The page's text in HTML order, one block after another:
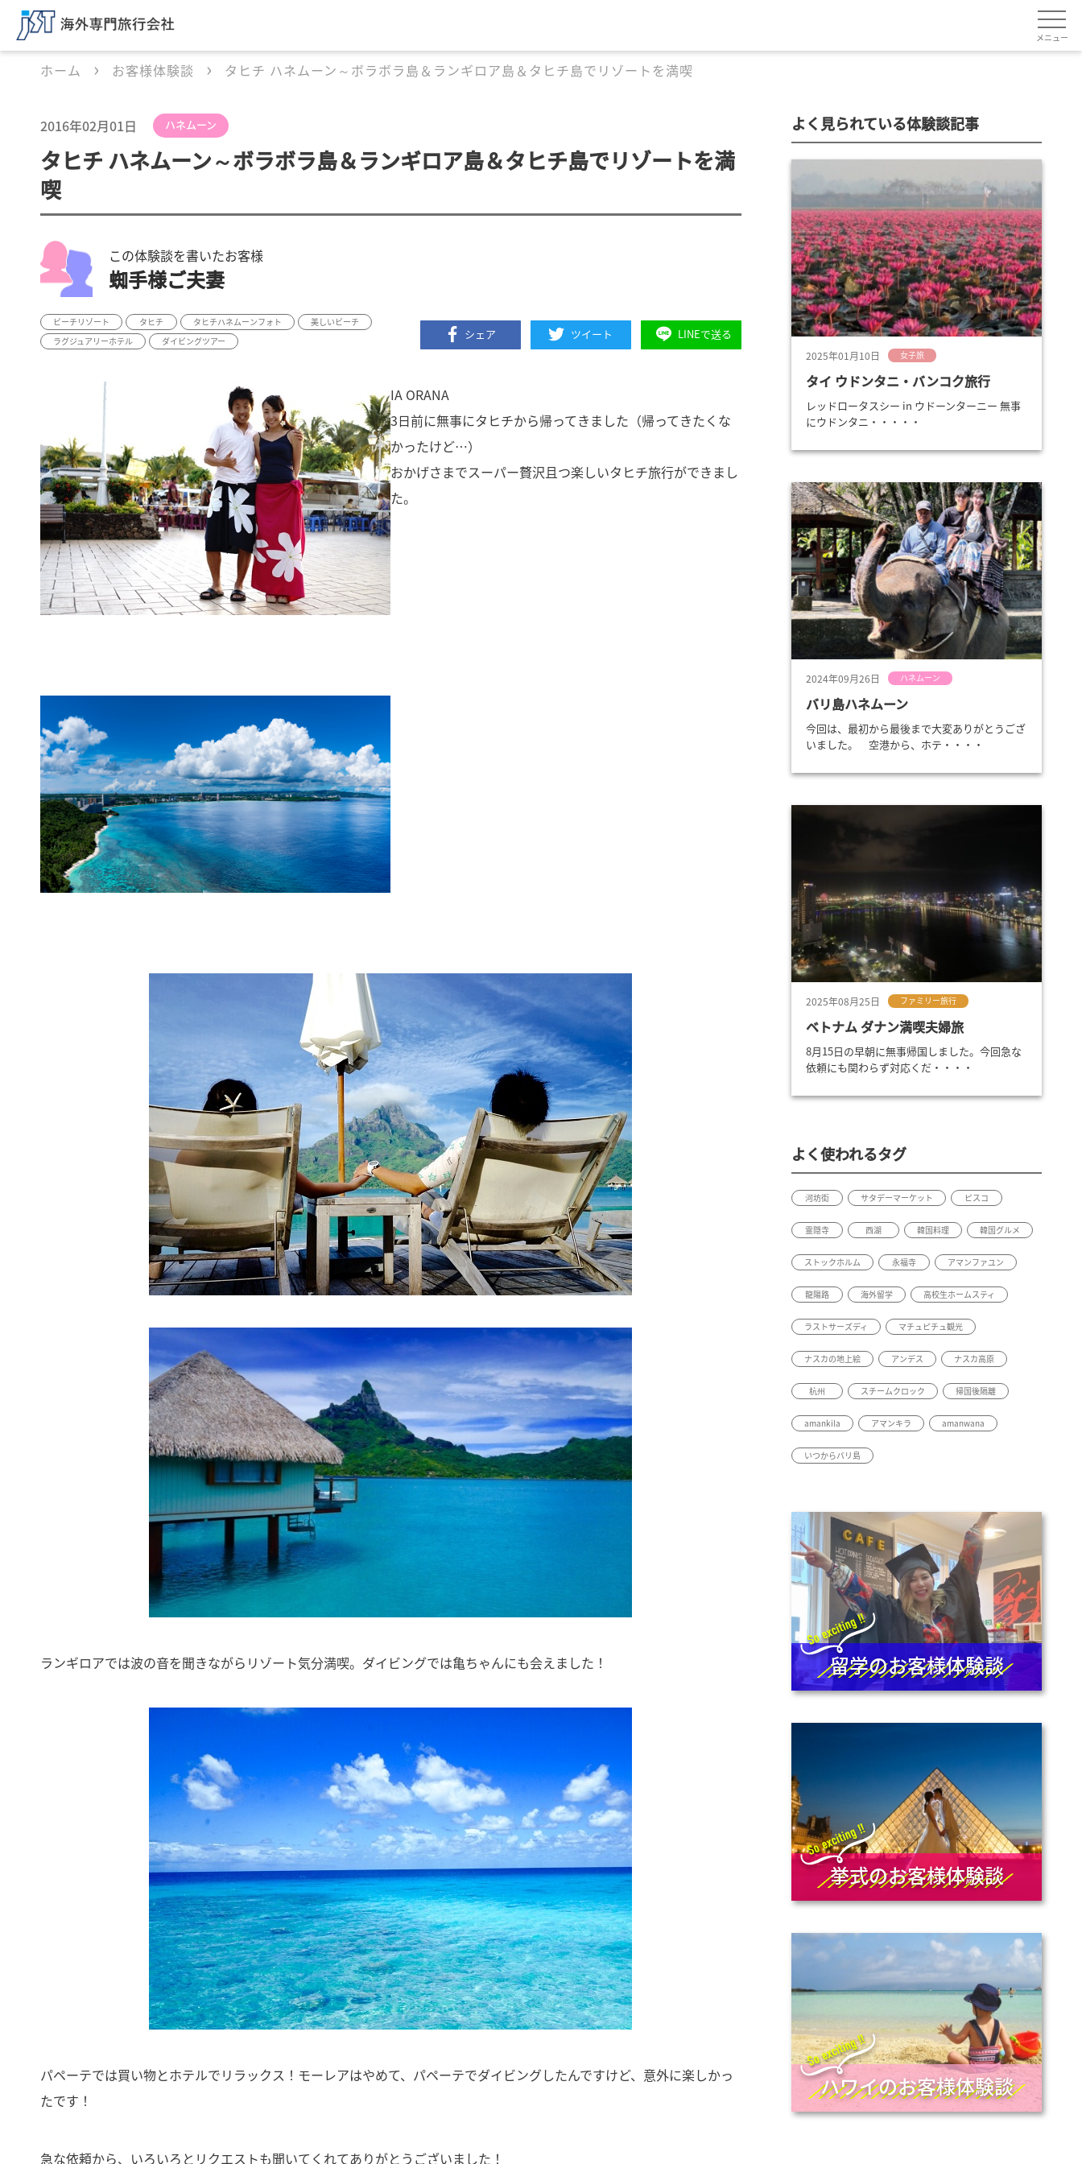
メニュー
ホーム お客様体験談 タヒチ ハネムーン～ボラボラ島＆ランギロア島＆タヒチ島でリゾートを満喫
2016年02月01日 ハネムーン
タヒチ ハネムーン～ボラボラ島＆ランギロア島＆タヒチ島でリゾートを満
喫
この体験談を書いたお客様
蜘手様ご夫妻
ビーチリゾート タヒチ タヒチハネムーンフォト
美しいビーチ
ラグジュアリーホテル
ダイビングツアー シェア ツイート LINEで送る
IA ORANA
3日前に無事にタヒチから帰ってきました（帰ってきたくな
かったけど…）
おかげさまでスーパー贅沢且つ楽しいタヒチ旅行ができまし
た。
ランギロアでは波の音を聞きながらリゾート気分満喫。ダイビングでは亀ちゃんにも会えました！
パペーテでは買い物とホテルでリラックス！モーレアはやめて、パペーテでダイビングしたんですけど、意外に楽しかっ
たです！
急な依頼から、いろいろとリクエストも聞いてくれてありがとうございました！
よく見られている体験談記事
2025年01月10日 女子旅
タイ ウドンタニ・バンコク旅行
レッドロータスシー in ウドーンターニー 無事
にウドンタニ・・・・・
2024年09月26日 ハネムーン
バリ島ハネムーン
今回は、最初から最後まで大変ありがとうござ
いました。 空港から、ホテ・・・・
2025年08月25日 ファミリー旅行
ベトナム ダナン満喫夫婦旅
8月15日の早朝に無事帰国しました。今回急な
依頼にも関わらず対応くだ・・・・
よく使われるタグ
河坊街 サタデーマーケット ピスコ
霊隠寺 西湖 韓国料理 韓国グルメ
ストックホルム 永福寺 アマンファユン
龍陽路 海外留学 高校生ホームスティ
ラストサーズディ マチュピチュ観光
ナスカの地上絵 アンデス ナスカ高原
杭州 スチームクロック 帰国後隔離
amankila アマンキラ amanwana
いつからバリ島
留学のお客様体験談
挙式のお客様体験談
ハワイのお客様体験談